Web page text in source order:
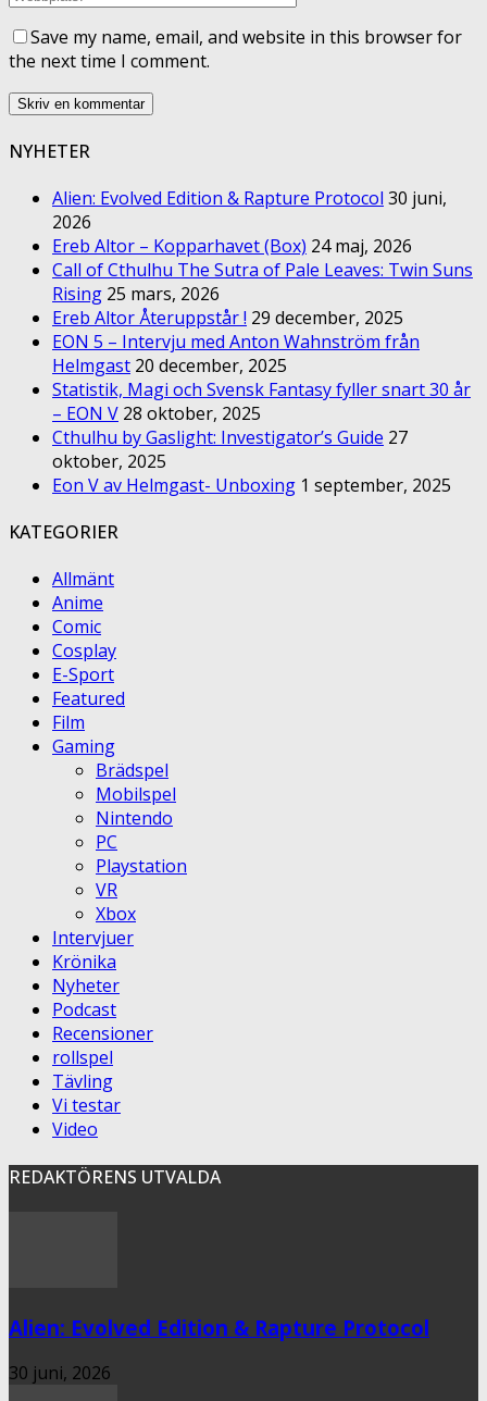
Save my name, email, and website in this browser for
the next time I comment.
NYHETER
Alien: Evolved Edition & Rapture Protocol 30 juni,
2026
Ereb Altor – Kopparhavet (Box) 24 maj, 2026
Call of Cthulhu The Sutra of Pale Leaves: Twin Suns
Rising 25 mars, 2026
Ereb Altor Återuppstår ! 29 december, 2025
EON 5 – Intervju med Anton Wahnström från
Helmgast 20 december, 2025
Statistik, Magi och Svensk Fantasy fyller snart 30 år
– EON V 28 oktober, 2025
Cthulhu by Gaslight: Investigator’s Guide 27
oktober, 2025
Eon V av Helmgast- Unboxing 1 september, 2025
KATEGORIER
Allmänt
Anime
Comic
Cosplay
E-Sport
Featured
Film
Gaming
Brädspel
Mobilspel
Nintendo
PC
Playstation
VR
Xbox
Intervjuer
Krönika
Nyheter
Podcast
Recensioner
rollspel
Tävling
Vi testar
Video
REDAKTÖRENS UTVALDA
Alien: Evolved Edition & Rapture Protocol
30 juni, 2026